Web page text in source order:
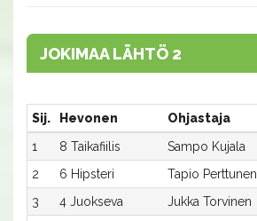
JOKIMAA LÄHTÖ 2
Sij. Hevonen Ohjastaja
1
8 Taikafiilis Sampo Kujala
2
6 Hipsteri Tapio Perttunen
3
4 Juokseva Jukka Torvinen